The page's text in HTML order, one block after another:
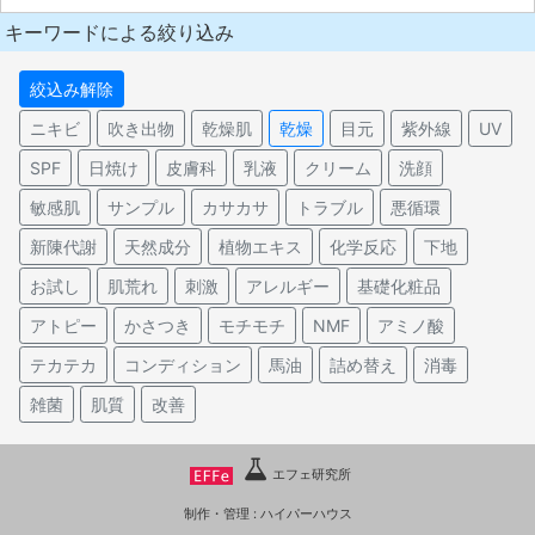
キーワードによる絞り込み
絞込み解除
ニキビ
吹き出物 乾燥肌 乾燥 目元 紫外線
UV
SPF
日焼け 皮膚科 乳液 クリーム
洗顔
敏感肌
サンプル カサカサ トラブル
悪循環
新陳代謝
天然成分 植物エキス 化学反応
下地
お試し
肌荒れ 刺激 アレルギー
基礎化粧品
アトピー
かさつき モチモチ NMF
アミノ酸
テカテカ
コンディション 馬油 詰め替え
消毒
雑菌
肌質 改善
エフェ研究所
制作・管理 : ハイパーハウス